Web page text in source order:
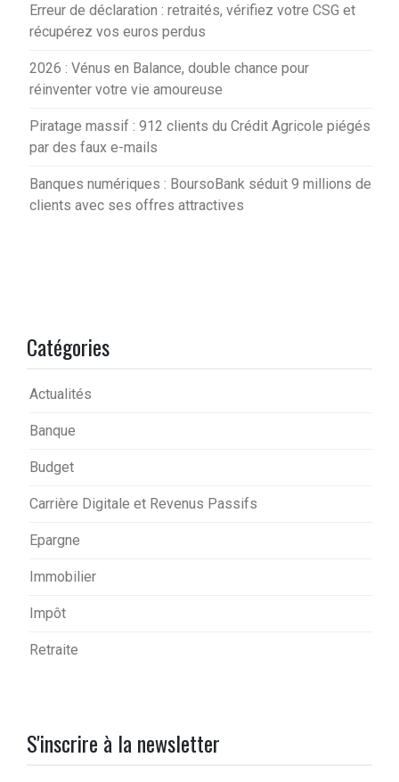
Erreur de déclaration : retraités, vérifiez votre CSG et
récupérez vos euros perdus
2026 : Vénus en Balance, double chance pour
réinventer votre vie amoureuse
Piratage massif : 912 clients du Crédit Agricole piégés
par des faux e-mails
Banques numériques : BoursoBank séduit 9 millions de
clients avec ses offres attractives
Catégories
Actualités
Banque
Budget
Carrière Digitale et Revenus Passifs
Epargne
Immobilier
Impôt
Retraite
S'inscrire à la newsletter